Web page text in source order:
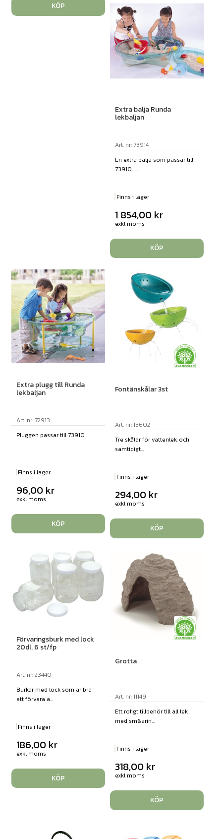
KÖP
Extra balja Runda
lekbaljan
Art. nr: 73914
En extra balja som passar till
73910 ...
Finns i lager
1 854,00 kr
exkl moms
KÖP
Extra plugg till Runda
lekbaljan
Art. nr: 72913
Pluggen passar till 73910
Finns i lager
96,00 kr
exkl moms
KÖP
Fontänskålar 3st
Art. nr: 13602
Tre skålar för vattenlek, och
samtidigt...
Finns i lager
294,00 kr
exkl moms
KÖP
Förvaringsburk med lock
20dl. 6 st/fp
Art. nr: 23440
Burkar med lock som är bra
att förvara a...
Finns i lager
186,00 kr
exkl moms
KÖP
Grotta
Art. nr: 11149
Ett roligt tillbehör till all lek
med sm&arin...
Finns i lager
318,00 kr
exkl moms
KÖP